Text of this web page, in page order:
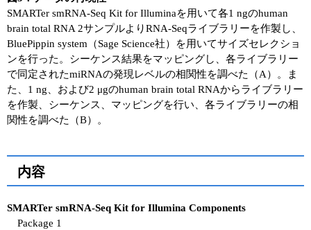
SMARTer smRNA-Seq Kit for Illuminaを用いて各1 ngのhuman
brain total RNA 2サンプルよりRNA-Seqライブラリーを作製し、
BluePippin system（Sage Science社）を用いてサイズセレクショ
ンを行った。シーケンス結果をマッピングし、各ライブラリー
で同定されたmiRNAの発現レベルの相関性を調べた（A）。ま
た、1 ng、および2 μgのhuman brain total RNAからライブラリー
を作製、シーケンス、マッピングを行い、各ライブラリーの相
関性を調べた（B）。
内容
SMARTer smRNA-Seq Kit for Illumina Components
Package 1